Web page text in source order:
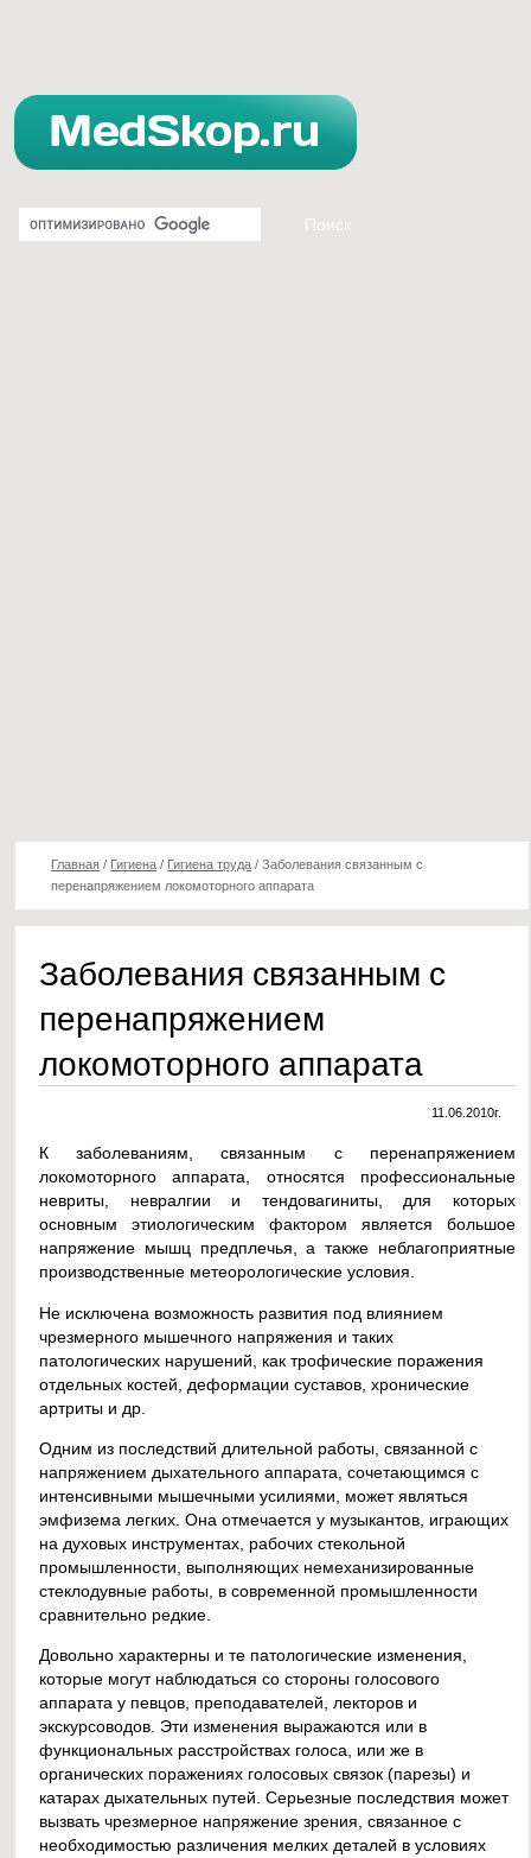
Главная / Гигиена / Гигиена труда /Заболевания связанным с
перенапряжением локомоторного аппарата
Заболевания связанным с
перенапряжением
локомоторного аппарата
11.06.2010г.
К заболеваниям, связанным с перенапряжением
локомоторного аппарата, относятся профессиональные
невриты, невралгии и тендовагиниты, для которых
основным этиологическим фактором является большое
напряжение мышц предплечья, а также неблагоприятные
производственные метеорологические условия.
Не исключена возможность развития под влиянием
чрезмерного мышечного напряжения и таких
патологических нарушений, как трофические поражения
отдельных костей, деформации суставов, хронические
артриты и др.
Одним из последствий длительной работы, связанной с
напряжением дыхательного аппарата, сочетающимся с
интенсивными мышечными усилиями, может являться
эмфизема легких. Она отмечается у музыкантов, играющих
на духовых инструментах, рабочих стекольной
промышленности, выполняющих немеханизированные
стеклодувные работы, в современной промышленности
сравнительно редкие.
Довольно характерны и те патологические изменения,
которые могут наблюдаться со стороны голосового
аппарата у певцов, преподавателей, лекторов и
экскурсоводов. Эти изменения выражаются или в
функциональных расстройствах голоса, или же в
органических поражениях голосовых связок (парезы) и
катарах дыхательных путей. Серьезные последствия может
вызвать чрезмерное напряжение зрения, связанное с
необходимостью различения мелких деталей в условиях